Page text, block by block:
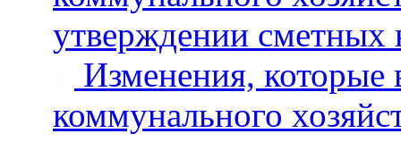
утверждении сметных
Изменения, которые
коммунального